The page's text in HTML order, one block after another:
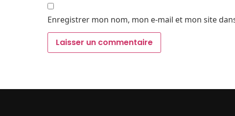
Enregistrer mon nom, mon e-mail et mon site